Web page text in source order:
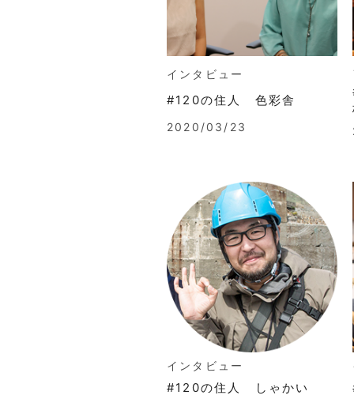
インタビュー
#120の住人 色彩舎
2020/03/23
インタビュー
#120の住人 しゃかい